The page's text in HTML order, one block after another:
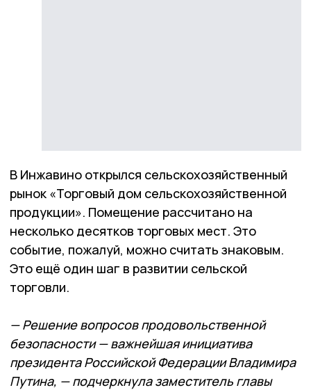
В Инжавино открылся сельскохозяйственный
рынок «Торговый дом сельскохозяйственной
продукции». Помещение рассчитано на
несколько десятков торговых мест. Это
событие, пожалуй, можно считать знаковым.
Это ещё один шаг в развитии сельской
торговли.
— Решение вопросов продовольственной
безопасности — важнейшая инициатива
президента Российской Федерации Владимира
Путина, — подчеркнула заместитель главы